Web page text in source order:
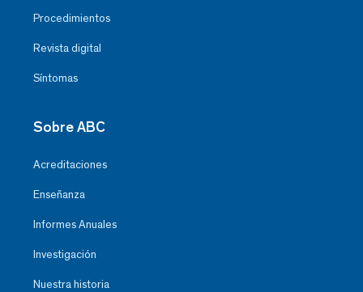
Procedimientos
Revista digital
Síntomas
Sobre ABC
Acreditaciones
Enseñanza
Informes Anuales
Investigación
Nuestra historia